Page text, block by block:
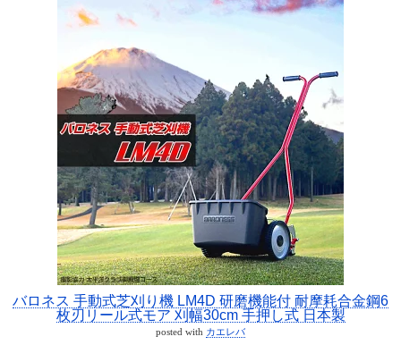
バロネス 手動式芝刈り機 LM4D 研磨機能付 耐摩耗合金鋼6
枚刃リール式モア 刈幅30cm 手押し式 日本製
posted with カエレバ